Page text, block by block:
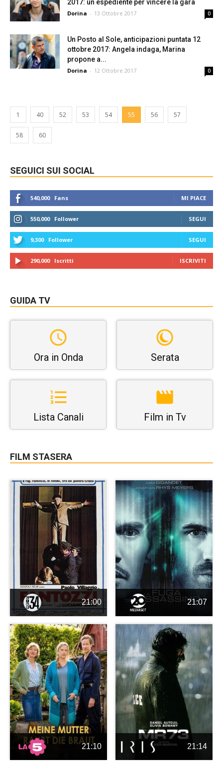
2017: un espediente per vincere la gara
Dorina - 13 Ottobre 2017 0
Un Posto al Sole, anticipazioni puntata 12
ottobre 2017: Angela indaga, Marina
propone a...
Dorina - 12 Ottobre 2017 0
1 40 52 53 54 55 56 57
58 60
SEGUICI SUI SOCIAL
540,000 Fans MI PIACE
550,000 Follower SEGUI
9,300 Follower SEGUI
290,000 Iscritti ISCRIVITI
GUIDA TV
Ora in Onda Serata
Lista Canali Film in Tv
FILM STASERA
21:00 21:07
21:10 21:14